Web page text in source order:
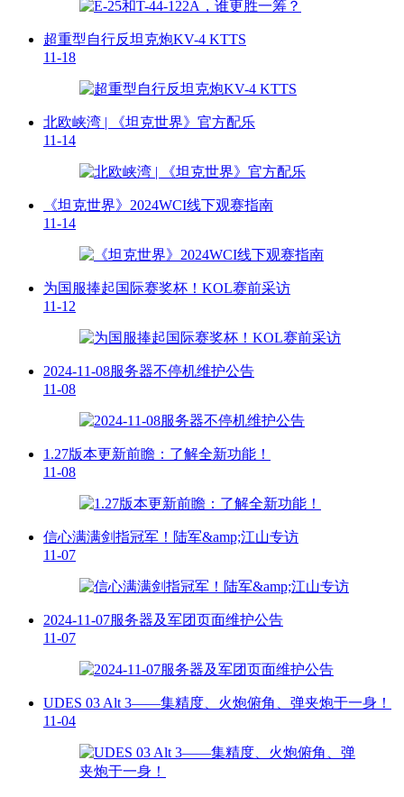
超重型自行反坦克炮KV-4 KTTS
11-18
北欧峡湾 | 《坦克世界》官方配乐
11-14
《坦克世界》2024WCI线下观赛指南
11-14
为国服捧起国际赛奖杯！KOL赛前采访
11-12
2024-11-08服务器不停机维护公告
11-08
1.27版本更新前瞻：了解全新功能！
11-08
信心满满剑指冠军！陆军&amp;江山专访
11-07
2024-11-07服务器及军团页面维护公告
11-07
UDES 03 Alt 3——集精度、火炮俯角、弹夹炮于一身！
11-04